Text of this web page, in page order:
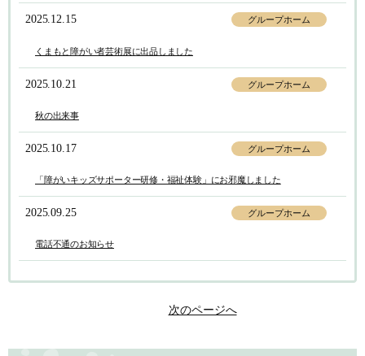
2025.12.15 グループホーム
くまもと障がい者芸術展に出品しました
2025.10.21 グループホーム
秋の出来事
2025.10.17 グループホーム
「障がいキッズサポーター研修・福祉体験」にお邪魔しました
2025.09.25 グループホーム
電話不通のお知らせ
次のページへ